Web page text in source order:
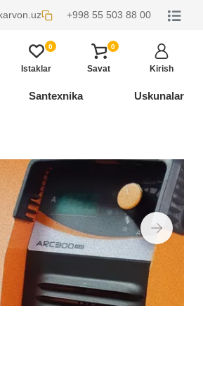
+998 55 503 88 00
0
Istaklar
0
Savat Kirish
Santexnika Uskunalar